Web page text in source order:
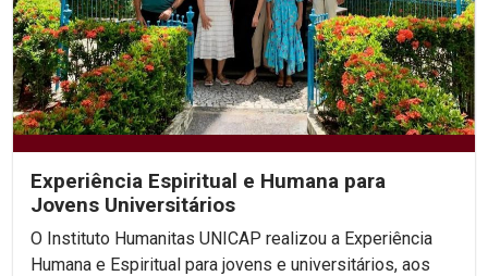
Experiência Espiritual e Humana para
Jovens Universitários
O Instituto Humanitas UNICAP realizou a Experiência
Humana e Espiritual para jovens e universitários, aos